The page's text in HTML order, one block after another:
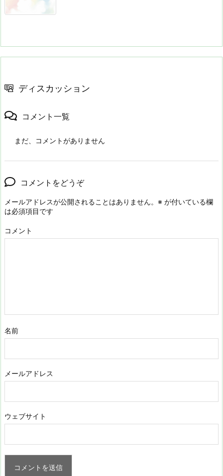
ディスカッション
コメント一覧
まだ、コメントがありません
コメントをどうぞ
メールアドレスが公開されることはありません。 ※ が付いている欄
は必須項目です
コメント
名前
メールアドレス
ウェブサイト